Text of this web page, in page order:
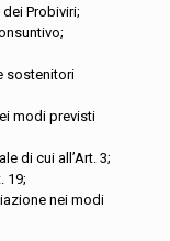
Probiviri;
sostenitori
modi previsti
di cui all’Art. 3;
19;
nei modi